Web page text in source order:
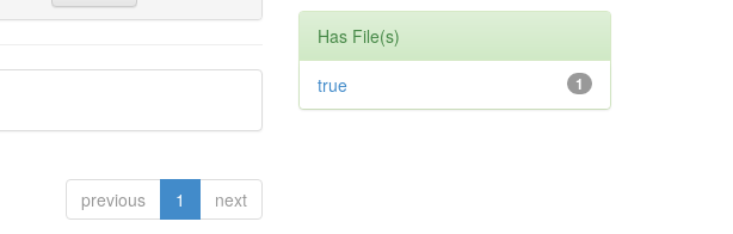
previous 1 next
Has File(s)
1
true